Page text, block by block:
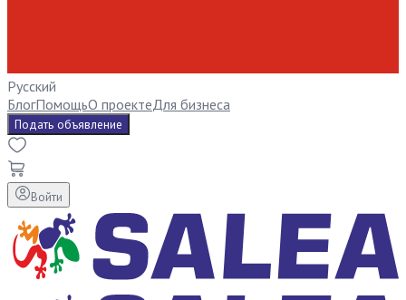
Русский
БлогПомощьО проектеДля бизнеса
Подать объявление
Войти